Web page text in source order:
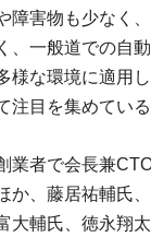
障害物も少なく
、一般道での自
様な環境に適用
注目を集めている
業者で会長兼
か、藤居祐輔氏
大輔氏、徳永翔太